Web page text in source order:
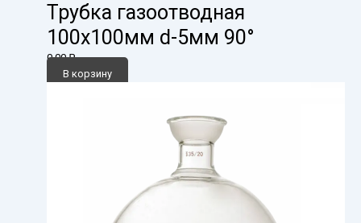
Трубка газоотводная
100х100мм d-5мм 90°
0,00₽
В корзину